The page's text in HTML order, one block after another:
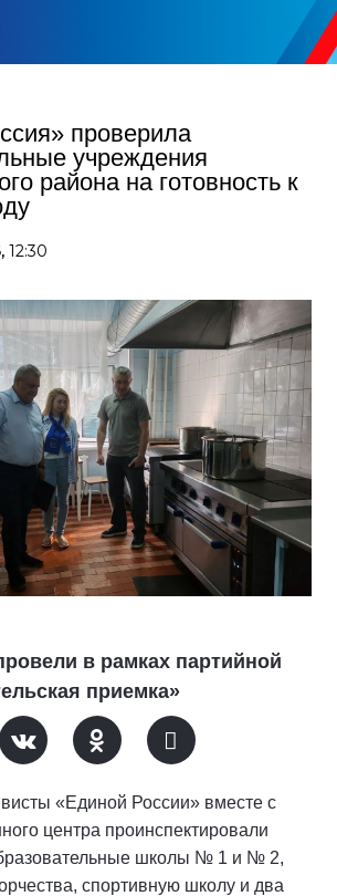
проверила
учреждения
района на готовность к
12:30
в рамках партийной
приемка»
«Единой России» вместе с
центра проинспектировали
школы № 1 и № 2,
спортивную школу и два